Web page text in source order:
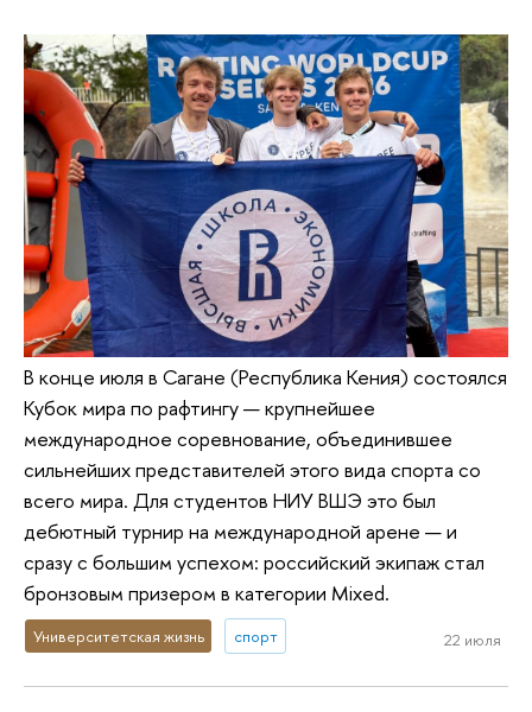
В конце июля в Сагане (Республика Кения) состоялся
Кубок мира по рафтингу — крупнейшее
международное соревнование, объединившее
сильнейших представителей этого вида спорта со
всего мира. Для студентов НИУ ВШЭ это был
дебютный турнир на международной арене — и
сразу с большим успехом: российский экипаж стал
бронзовым призером в категории Mixed.
Университетская жизнь спорт 22 июля